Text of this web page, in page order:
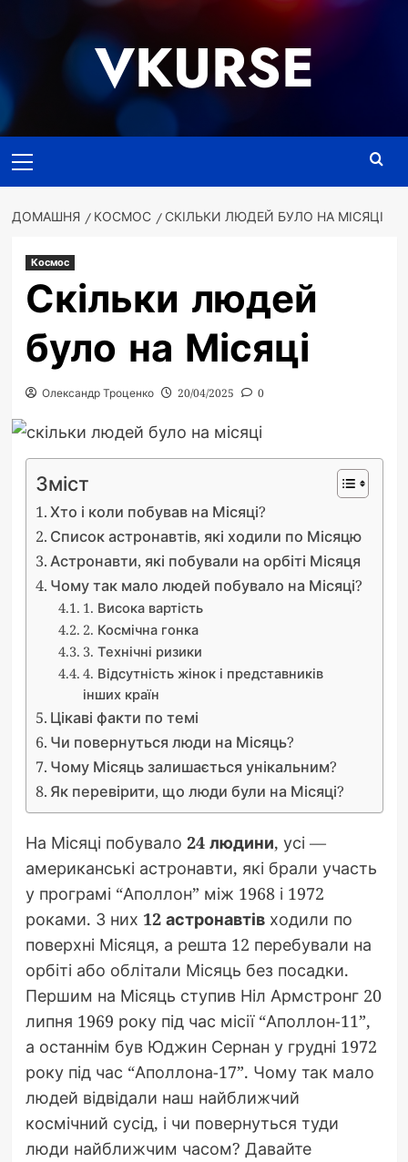
VKURSE
меню
ДОМАШНЯ КОСМОС СКІЛЬКИ ЛЮДЕЙ БУЛО НА МІСЯЦІ
Космос
Скільки людей
було на Місяці
Олександр Троценко 20/04/2025 0
Зміст
Хто і коли побував на Місяці?
Список астронавтів, які ходили по Місяцю
Астронавти, які побували на орбіті Місяця
Чому так мало людей побувало на Місяці?
1. Висока вартість
2. Космічна гонка
3. Технічні ризики
4. Відсутність жінок і представників
інших країн
Цікаві факти по темі
Чи повернуться люди на Місяць?
Чому Місяць залишається унікальним?
Як перевірити, що люди були на Місяці?
На Місяці побувало 24 людини, усі —
американські астронавти, які брали участь
у програмі “Аполлон” між 1968 і 1972
роками. З них 12 астронавтівходили по
поверхні Місяця, а решта 12 перебували на
орбіті або облітали Місяць без посадки.
Першим на Місяць ступив Ніл Армстронг 20
липня 1969 року під час місії “Аполлон-11”,
а останнім був Юджин Сернан у грудні 1972
року під час “Аполлона-17”. Чому так мало
людей відвідали наш найближчий
космічний сусід, і чи повернуться туди
люди найближчим часом? Давайте